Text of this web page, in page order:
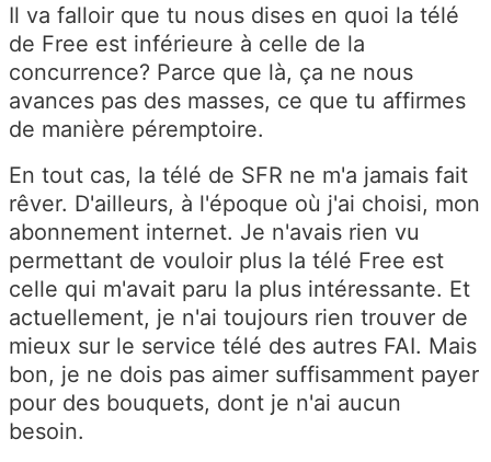
Il va falloir que tu nous dises en quoi la télé
de Free est inférieure à celle de la
concurrence? Parce que là, ça ne nous
avances pas des masses, ce que tu affirmes
de manière péremptoire.
En tout cas, la télé de SFR ne m'a jamais fait
rêver. D'ailleurs, à l'époque où j'ai choisi, mon
abonnement internet. Je n'avais rien vu
permettant de vouloir plus la télé Free est
celle qui m'avait paru la plus intéressante. Et
actuellement, je n'ai toujours rien trouver de
mieux sur le service télé des autres FAI. Mais
bon, je ne dois pas aimer suffisamment payer
pour des bouquets, dont je n'ai aucun
besoin.